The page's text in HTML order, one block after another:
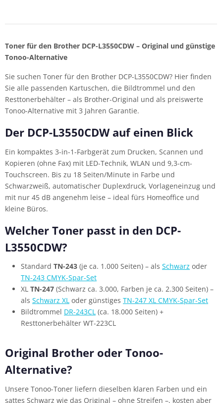
Toner für den Brother DCP-L3550CDW – Original und günstige
Tonoo-Alternative
Sie suchen Toner für den Brother DCP-L3550CDW? Hier finden
Sie alle passenden Kartuschen, die Bildtrommel und den
Resttonerbehälter – als Brother-Original und als preiswerte
Tonoo-Alternative mit 3 Jahren Garantie.
Der DCP-L3550CDW auf einen Blick
Ein kompaktes 3-in-1-Farbgerät zum Drucken, Scannen und
Kopieren (ohne Fax) mit LED-Technik, WLAN und 9,3-cm-
Touchscreen. Bis zu 18 Seiten/Minute in Farbe und
Schwarzweiß, automatischer Duplexdruck, Vorlageneinzug und
mit nur 45 dB angenehm leise – ideal fürs Homeoffice und
kleine Büros.
Welcher Toner passt in den DCP-
L3550CDW?
Standard TN-243 (je ca. 1.000 Seiten) – als Schwarz oder
TN-243 CMYK-Spar-Set
XL TN-247 (Schwarz ca. 3.000, Farben je ca. 2.300 Seiten) –
als Schwarz XL oder günstiges TN-247 XL CMYK-Spar-Set
Bildtrommel DR-243CL (ca. 18.000 Seiten) +
Resttonerbehälter WT-223CL
Original Brother oder Tonoo-
Alternative?
Unsere Tonoo-Toner liefern dieselben klaren Farben und ein
sattes Schwarz wie das Original – ohne Streifen –, kosten aber